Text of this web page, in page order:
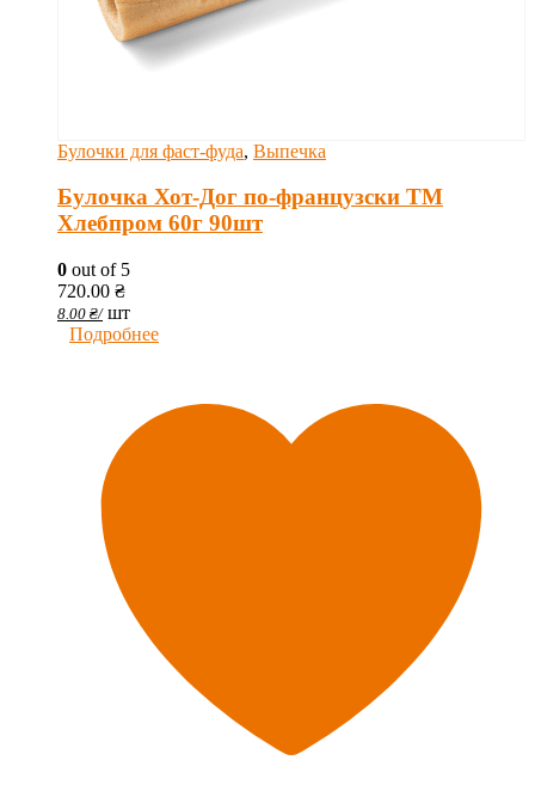
Булочки для фаст-фуда, Выпечка
Булочка Хот-Дог по-французски ТМ
Хлебпром 60г 90шт
0 out of 5
720.00 ₴
8.00 ₴/ шт
Подробнее